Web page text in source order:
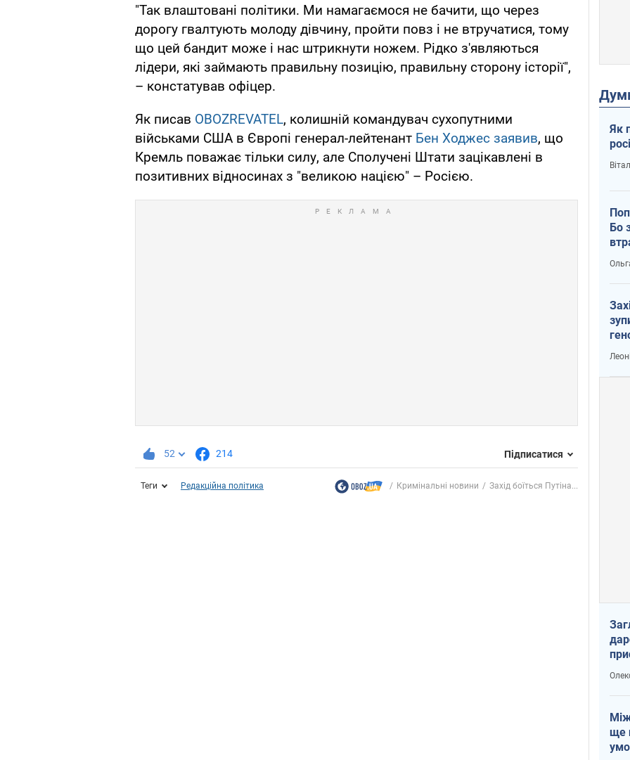
"Так влаштовані політики. Ми намагаємося не бачити, що через
дорогу гвалтують молоду дівчину, пройти повз і не втручатися, тому
що цей бандит може і нас штрикнути ножем. Рідко з'являються
лідери, які займають правильну позицію, правильну сторону історії",
– констатував офіцер.
Як писав OBOZREVATEL, колишній командувач сухопутними
військами США в Європі генерал-лейтенант Бен Ходжес заявив, що
Кремль поважає тільки силу, але Сполучені Штати зацікавлені в
позитивних відносинах з "великою нацією" – Росією.
52 214 Підписатися
Теги Редакційна політика Кримінальні новини Захід боїться Путіна...
Як
Бо
ще